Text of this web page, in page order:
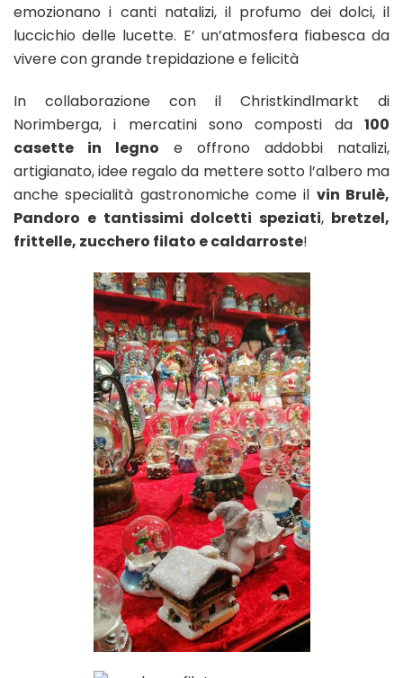
emozionano i canti natalizi, il profumo dei dolci, il
luccichio delle lucette. E’ un’atmosfera fiabesca da
vivere con grande trepidazione e felicità
In collaborazione con il Christkindlmarkt di
Norimberga, i mercatini sono composti da 100
casette in legno e offrono addobbi natalizi,
artigianato, idee regalo da mettere sotto l’albero ma
anche specialità gastronomiche come il vin Brulè,
Pandoro e tantissimi dolcetti speziati, bretzel,
frittelle, zucchero filato e caldarroste!